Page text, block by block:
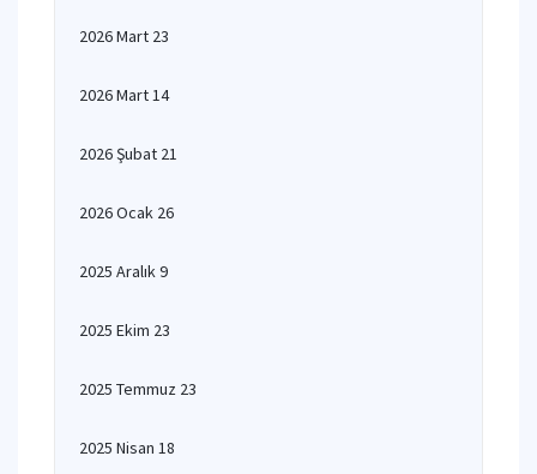
2026 Mart 23
2026 Mart 14
2026 Şubat 21
2026 Ocak 26
2025 Aralık 9
2025 Ekim 23
2025 Temmuz 23
2025 Nisan 18